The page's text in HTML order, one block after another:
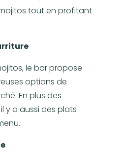
tout en profitant
le bar propose
options de
En plus des
y a aussi des plats